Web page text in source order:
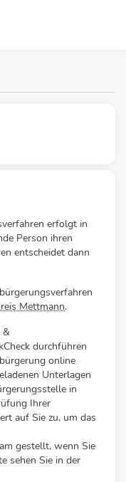
erfolgt in
Person ihren
entscheidet dann
Mettmann.
&
durchführen
online
Unterlagen
in
Ihrer
auf Sie zu, um das
gestellt, wenn Sie
sehen Sie in der